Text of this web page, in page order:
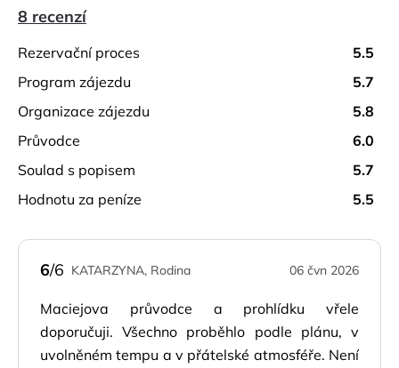
8 recenzí
rezervační proces
5.5
program zájezdu
5.7
organizace zájezdu
5.8
průvodce
6.0
soulad s popisem
5.7
hodnotu za peníze
5.5
6/6 KATARZYNA, Rodina 06 čvn 2026
Maciejova průvodce a prohlídku vřele
doporučuji. Všechno proběhlo podle plánu, v
uvolněném tempu a v přátelské atmosféře. Není